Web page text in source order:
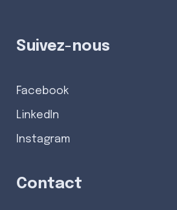
Suivez-nous
Facebook
LinkedIn
Instagram
Contact